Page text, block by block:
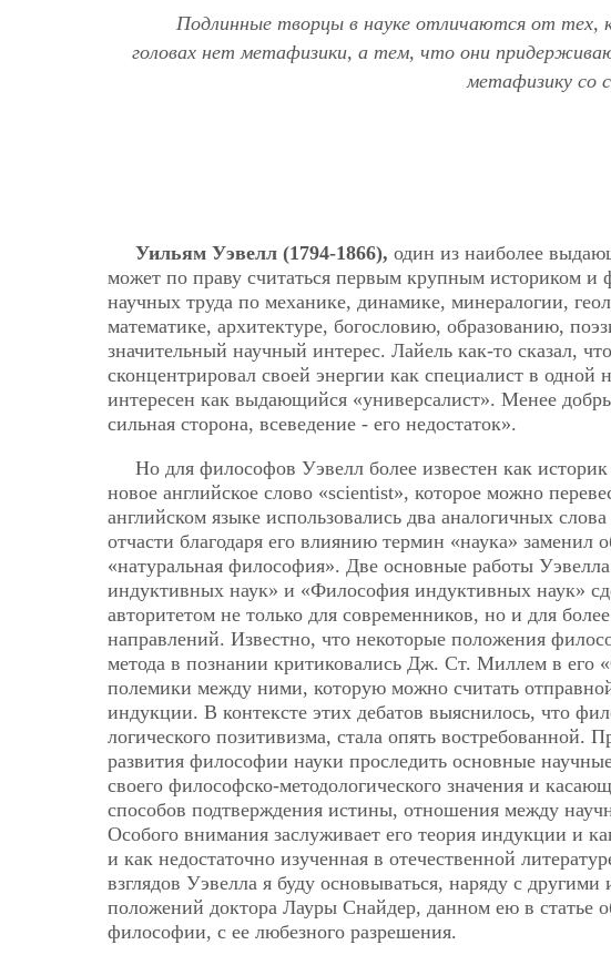
Подлинные творцы в науке отличаются от тех,
головах нет метафизики, а тем, что они
метафизику со
Уильям Уэвелл (1794-1866), один из наиболее
может по праву считаться первым крупным историком
научных труда по механике, динамике, минералогии,
математике, архитектуре, богословию, образованию,
значительный научный интерес. Лайель как-то сказал,
сконцентрировал своей энергии как специалист в
интересен как выдающийся «универсалист». Менее
сильная сторона, всеведение - его недостаток».
Но для философов Уэвелл более известен как
новое английское слово «scientist», которое можно
английском языке использовались два аналогичных
отчасти благодаря его влиянию термин «наука» заменил
«натуральная философия». Две основные работы
индуктивных наук» и «Философия индуктивных наук»
авторитетом не только для современников, но и для
направлений. Известно, что некоторые положения
метода в познании критиковались Дж. Ст. Миллем в его
полемики между ними, которую можно считать
индукции. В контексте этих дебатов выяснилось, что
логического позитивизма, стала опять востребованной.
развития философии науки проследить основные
своего философско-методологического значения и
способов подтверждения истины, отношения между
Особого внимания заслуживает его теория индукции и
и как недостаточно изученная в отечественной
взглядов Уэвелла я буду основываться, наряду с
положений доктора Лауры Снайдер, данном ею в статье
философии, с ее любезного разрешения.